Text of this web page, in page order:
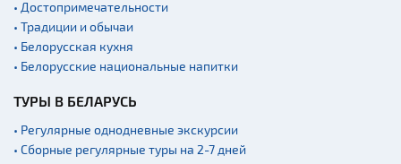
Новости
Спортинг-клубы и тиры
Ратуши
Родовые усадьбы
Садово-парковая
• Достопримечательности
• Традиции и обычаи
• Белорусская кухня
• Белорусские национальные напитки
ТУРЫ В БЕЛАРУСЬ
• Регулярные однодневные экскурсии
• Сборные регулярные туры на 2-7 дней